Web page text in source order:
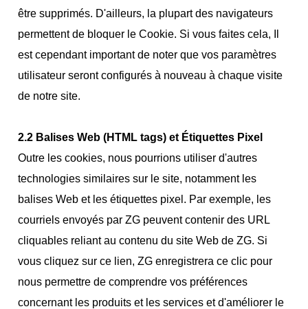
être supprimés. D'ailleurs, la plupart des navigateurs
permettent de bloquer le Cookie. Si vous faites cela, Il
est cependant important de noter que vos paramètres
utilisateur seront configurés à nouveau à chaque visite
de notre site.
2.2 Balises Web (HTML tags) et Étiquettes Pixel
Outre les cookies, nous pourrions utiliser d'autres
technologies similaires sur le site, notamment les
balises Web et les étiquettes pixel. Par exemple, les
courriels envoyés par ZG peuvent contenir des URL
cliquables reliant au contenu du site Web de ZG. Si
vous cliquez sur ce lien, ZG enregistrera ce clic pour
nous permettre de comprendre vos préférences
concernant les produits et les services et d'améliorer le